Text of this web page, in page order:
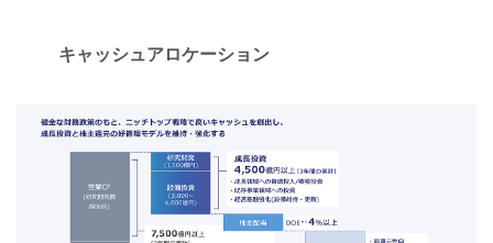
キャッシュアロケーション